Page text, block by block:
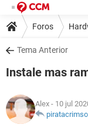
Foros
Tema Anterior
Instale mas
Alex - 10 jul